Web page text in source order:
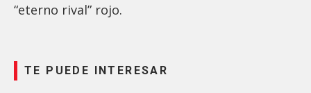
“eterno rival” rojo.
TE PUEDE INTERESAR